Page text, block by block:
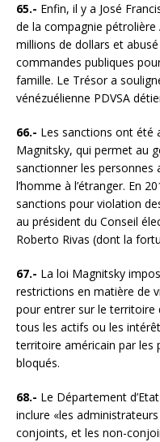
65.- Enfin, il y a José
de la compagnie
millions de dollars et
commandes publiques
famille. Le Trésor a
vénézuélienne PDVSA
66.- Les sanctions ont été
Magnitsky, qui permet au
sanctionner les personnes
l’homme à l’étranger. En
sanctions pour violation
au président du Conseil
Roberto Rivas (dont la
67.- La loi Magnitsky
restrictions en matière de
pour entrer sur le territoire
tous les actifs ou les
territoire américain par les
bloqués.
68.- Le Département
inclure «les
conjoints, et les non-